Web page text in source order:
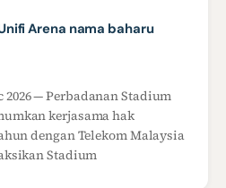
Arena nama baharu
2026 — Perbadanan Stadium
kerjasama hak
dengan Telekom Malaysia
Stadium